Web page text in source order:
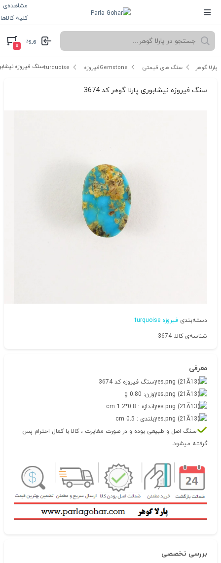
مشاهده‌ی
کلیه کالاها
ورود
۰
پارلا گوهر سنگ های قیمتی Gemstone فیروزه turquoise سنگ فیروزه
سنگ فیروزه نیشابوری پارلا گوهر کد 3674
دسته‌بندی فیروزه turquoise
شناسه‌ی کالا: 3674
معرفی
سنگ فیروزه کد 3674
وزن: 0.80 g
اندازه : 0.8*1.2 cm
بلندی : 0.5 cm
سنگ اصل و طبیعی بوده و در صورت مغایرت ، کالا با کمال احترام پس
گرفته میشود.
بررسی تخصصی